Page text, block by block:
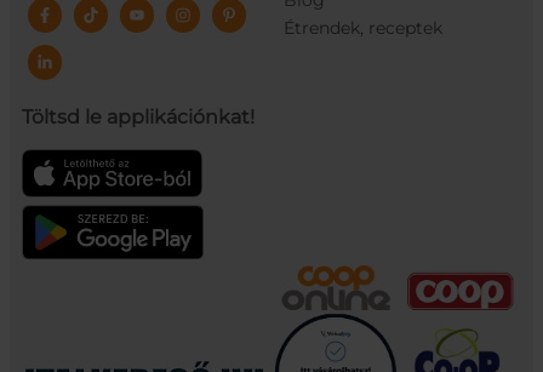
Töltsd le applikációnkat!
Étrendek, receptek